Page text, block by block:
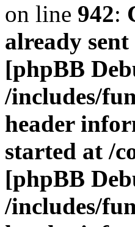
on line 942:
already
[phpBB
/includes/
header
started at /
[phpBB
/includes/